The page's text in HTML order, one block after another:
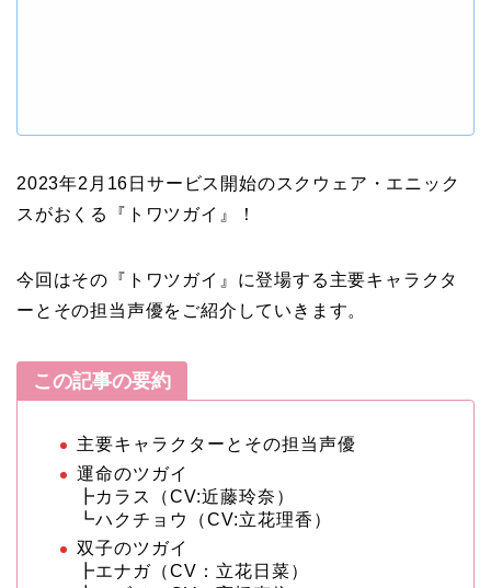
2023年2月16日サービス開始のスクウェア・エニック
スがおくる『トワツガイ』！
今回はその『トワツガイ』に登場する主要キャラクタ
ーとその担当声優をご紹介していきます。
この記事の要約
主要キャラクターとその担当声優
運命のツガイ
┣カラス（CV:近藤玲奈）
┗ハクチョウ（CV:立花理香）
双子のツガイ
┣エナガ（CV：立花日菜）